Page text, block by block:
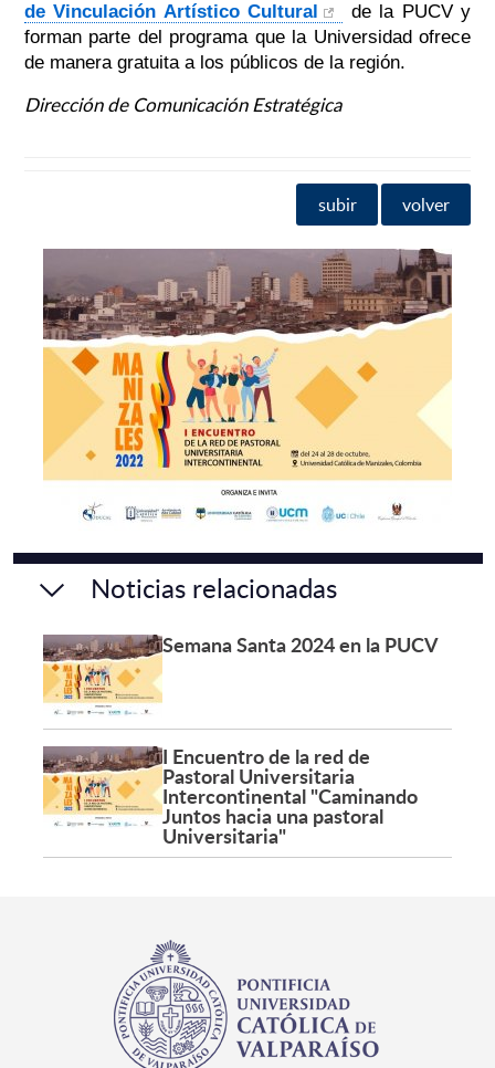
de Vinculación Artístico Cultural
de la PUCV y
forman parte del programa que la Universidad ofrece
de manera gratuita a los públicos de la región.
Dirección de Comunicación Estratégica
subir volver
Noticias relacionadas
Semana Santa 2024 en la PUCV
I Encuentro de la red de
Pastoral Universitaria
Intercontinental "Caminando
Juntos hacia una pastoral
Universitaria"